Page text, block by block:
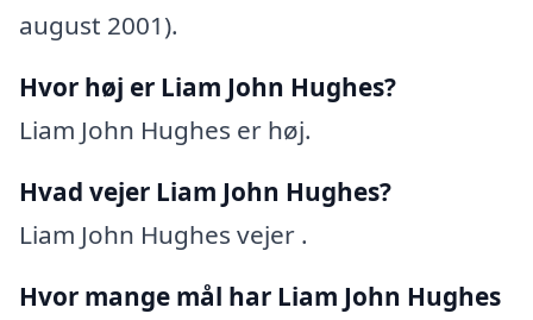
august 2001).
Hvor høj er Liam John Hughes?
Liam John Hughes er høj.
Hvad vejer Liam John Hughes?
Liam John Hughes vejer .
Hvor mange mål har Liam John Hughes